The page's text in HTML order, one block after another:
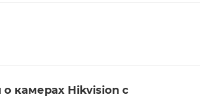
камерах Hikvision с